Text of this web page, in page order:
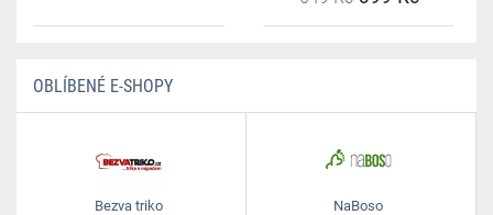
OBLÍBENÉ E-SHOPY
Bezva triko NaBoso